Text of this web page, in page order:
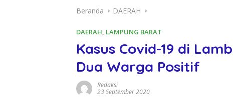
Beranda DAERAH
DAERAH, LAMPUNG BARAT
Kasus Covid-19 di
Dua Warga Positif
Redaksi
23 September 2020